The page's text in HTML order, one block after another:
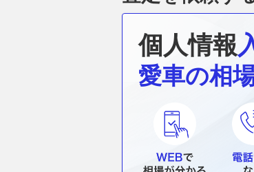
個人情報
愛車の相